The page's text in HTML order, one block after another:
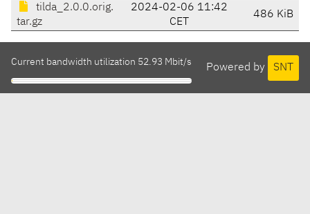
tilda_2.0.0.orig.
tar.gz
2024-02-06 11:42
CET
486 KiB
Powered by SNT
Current bandwidth utilization 52.93 Mbit/s